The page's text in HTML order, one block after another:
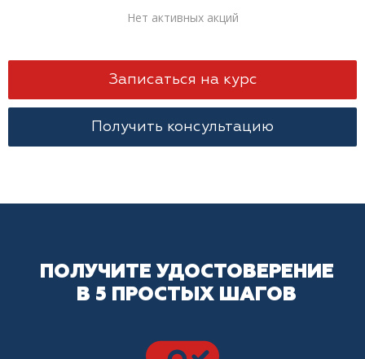
Нет активных акций
Записаться на курс
Получить консультацию
ПОЛУЧИТЕ УДОСТОВЕРЕНИЕ
В 5 ПРОСТЫХ ШАГОВ